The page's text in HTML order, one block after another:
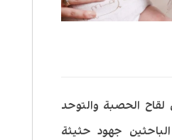
لقاح الحصبة والتوحد
جهود حثيثة